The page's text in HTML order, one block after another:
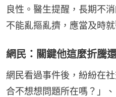
良性。醫生提醒，長期不
不能亂摳亂擠，應當及時就
網民：關鍵他這麼折騰
網民看過事件後，紛紛在
合不想想問題所在嗎？」